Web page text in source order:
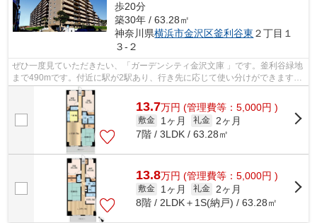
歩20分
築30年 / 63.28㎡
神奈川県横浜市金沢区釜利谷東 ２丁目１
３-２
ぜひ一度見ていただきたい、「ガーデンシティ金沢文庫 」です。釜利谷緑地
まで490mです。付近に駅が2駅あり、行き先に応じて使い分けができます。
11階建ての建物で地域にマッチしたマ...
13.7万円 (管理費等：5,000円 )
敷金 1ヶ月 礼金
2ヶ月
7階 / 3LDK / 63.28㎡
13.8万円 (管理費等：5,000円 )
敷金 1ヶ月 礼金
2ヶ月
8階 / 2LDK＋1S(納戸) / 63.28㎡